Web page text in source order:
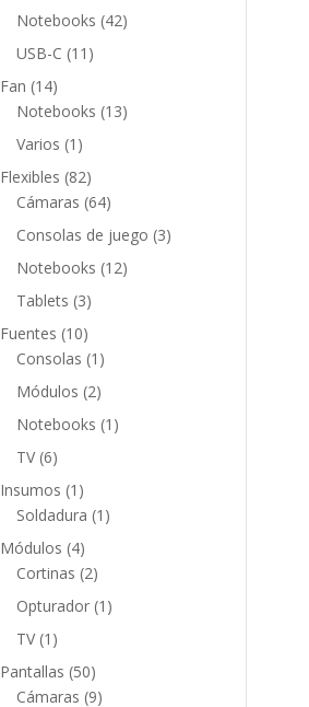
productos
Notebooks 4242
USB-C 11 11
Fan 1414
productos
Notebooks 1313
Varios 1 1
producto
Flexibles 8282
productos
Cámaras 6464
productos
Consolas de juego 33
Notebooks 1212
Tablets 33
productos
Fuentes 1010
productos
Consolas 1 1
producto
Módulos 22
productos
Notebooks 1 1
TV 66
productos
Insumos 1 1
producto
Soldadura 1 1
Módulos 44
productos
Cortinas 22
productos
Opturador 1 1
TV 1 1
producto
Pantallas 5050
productos
Cámaras 99